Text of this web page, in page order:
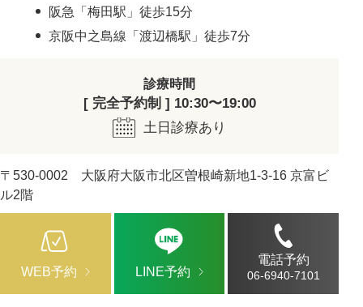
阪急「梅田駅」徒歩15分
京阪中之島線「渡辺橋駅」徒歩7分
診療時間
[ 完全予約制 ] 10:30〜19:00
土日診療あり
〒530-0002 大阪府大阪市北区曽根崎新地1-3-16 京富ビ
ル2階
WEB予約 LINE予約
電話予約
06-6940-7101